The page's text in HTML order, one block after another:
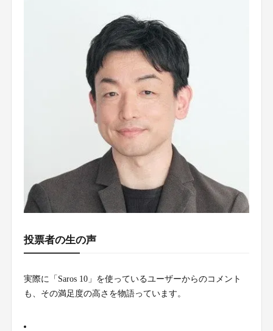
投票者の生の声
実際に「Saros 10」を使っているユーザーからのコメント
も、その満足度の高さを物語っています。